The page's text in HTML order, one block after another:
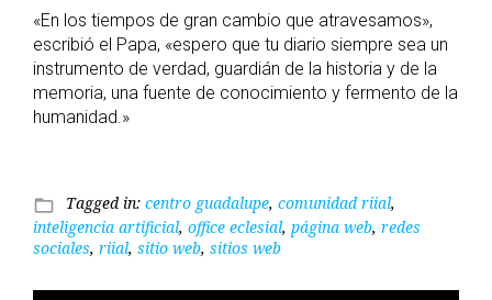
«En los tiempos de gran cambio que atravesamos»,
escribió el Papa, «espero que tu diario siempre sea un
instrumento de verdad, guardián de la historia y de la
memoria, una fuente de conocimiento y fermento de la
humanidad.»
folder_open Tagged in: centro guadalupe, comunidad riial,
inteligencia artificial, office eclesial, página web, redes
sociales, riial, sitio web, sitios web